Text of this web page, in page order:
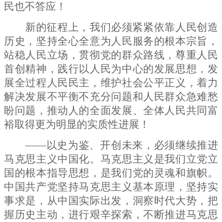
民也不答应！
新的征程上，我们必须紧紧依靠人民创造
历史，坚持全心全意为人民服务的根本宗旨，
站稳人民立场，贯彻党的群众路线，尊重人民
首创精神，践行以人民为中心的发展思想，发
展全过程人民民主，维护社会公平正义，着力
解决发展不平衡不充分问题和人民群众急难愁
盼问题，推动人的全面发展、全体人民共同富
裕取得更为明显的实质性进展！
——以史为鉴、开创未来，必须继续推进
马克思主义中国化。马克思主义是我们立党立
国的根本指导思想，是我们党的灵魂和旗帜。
中国共产党坚持马克思主义基本原理，坚持实
事求是，从中国实际出发，洞察时代大势，把
握历史主动，进行艰辛探索，不断推进马克思